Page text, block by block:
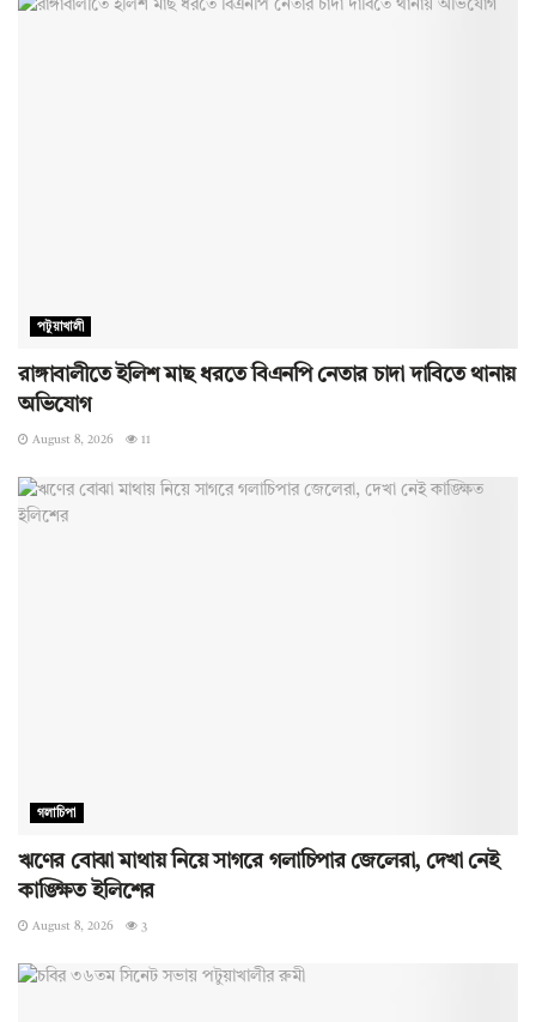
পটুয়াখালী
রাঙ্গাবালীতে ইলিশ মাছ ধরতে বিএনপি নেতার চাদা দাবিতে থানায়
অভিযোগ
August 8, 2026 11
গলাচিপা
ঋণের বোঝা মাথায় নিয়ে সাগরে গলাচিপার জেলেরা, দেখা নেই
কাঙ্ক্ষিত ইলিশের
August 8, 2026 3